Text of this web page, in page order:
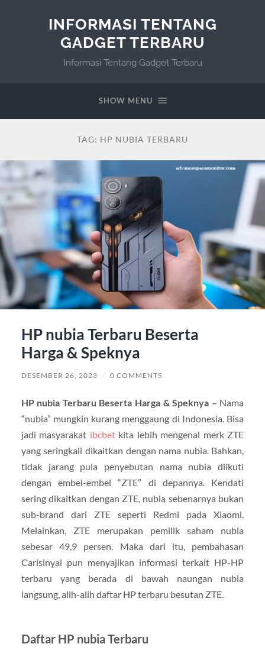
INFORMASI TENTANG
GADGET TERBARU
Informasi Tentang Gadget Terbaru
SHOW MENU
TAG: HP NUBIA TERBARU
HP nubia Terbaru Beserta
Harga & Speknya
DESEMBER 26, 2023 / 0 COMMENTS
HP nubia Terbaru Beserta Harga & Speknya – Nama
“nubia” mungkin kurang menggaung di Indonesia. Bisa
jadi masyarakat ibcbetkita lebih mengenal merk ZTE
yang seringkali dikaitkan dengan nama nubia. Bahkan,
tidak jarang pula penyebutan nama nubia diikuti
dengan embel-embel “ZTE” di depannya. Kendati
sering dikaitkan dengan ZTE, nubia sebenarnya bukan
sub-brand dari ZTE seperti Redmi pada Xiaomi.
Melainkan, ZTE merupakan pemilik saham nubia
sebesar 49,9 persen. Maka dari itu, pembahasan
Carisinyal pun menyajikan informasi terkait HP-HP
terbaru yang berada di bawah naungan nubia
langsung, alih-alih daftar HP terbaru besutan ZTE.
Daftar HP nubia Terbaru